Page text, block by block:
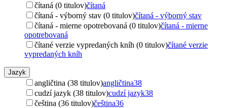
čítaná (0 titulov)čítaná
čítaná - výborný stav (0 titulov)čítaná - výborný stav
čítaná - mierne opotrebovaná (0 titulov)čítaná - mierne
opotrebovaná
čítané verzie vypredaných kníh (0 titulov)čítané verzie
vypredaných kníh
Jazyk
angličtina (38 titulov)angličtina38
cudzí jazyk (38 titulov)cudzí jazyk38
čeština (36 titulov)čeština36